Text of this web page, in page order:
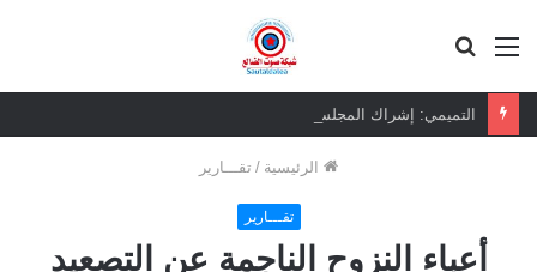
القائمة
الرئيسية / تقـــارير
تقـــارير
أعباء النزوح الناجمة عن التصعيد